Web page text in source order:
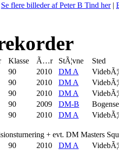
Se flere billeder af Peter B Tind her|
Klasse Ã…r StÃ¦vne
Sted
90 2010 DM A
90 2010 DM A
90 2010 DM A
90 2009 DM-B
Bogense
90 2010 DM A
+ evt. DM Masters
90 2010 DM A